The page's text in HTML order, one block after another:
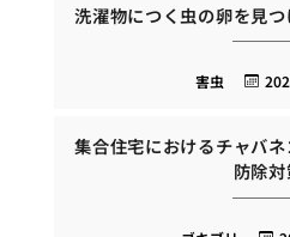
洗濯物につく虫の卵を見
害虫
集合住宅におけるチャバ
防除